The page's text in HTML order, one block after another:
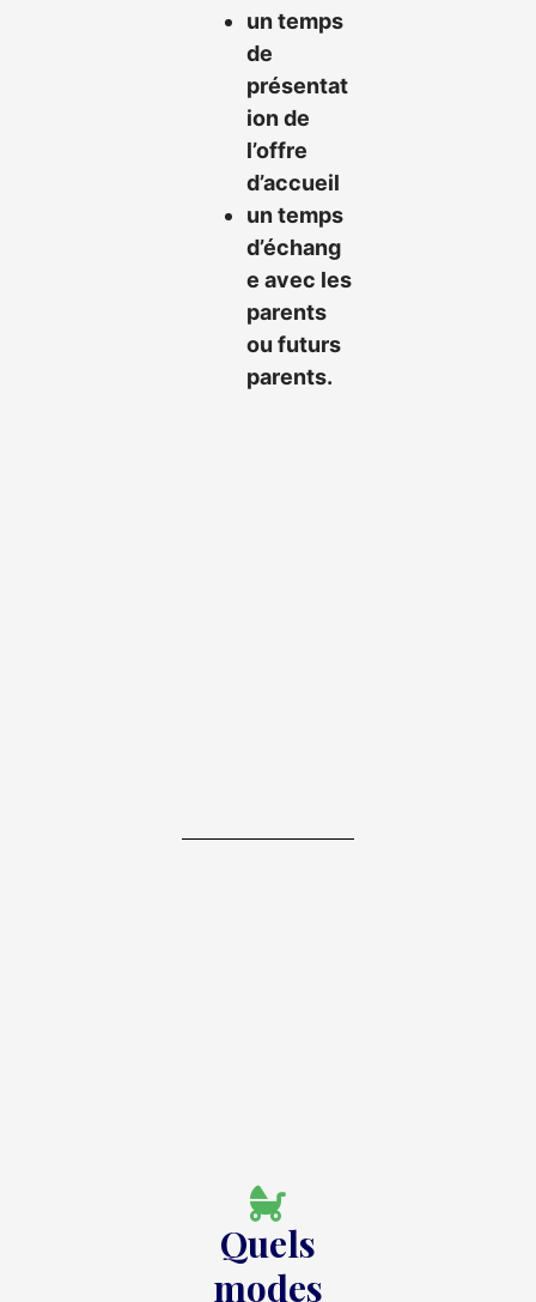
un temps
de
présentat
ion de
l’offre
d’accueil
un temps
d’échang
e avec les
parents
ou futurs
parents.
Quels
modes